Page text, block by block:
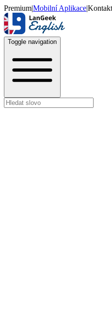
Premium|Mobilní Aplikace|
Toggle navigation